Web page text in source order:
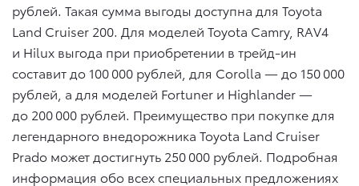
рублей. Такая сумма выгоды доступна для Toyota
Land Cruiser 200. Для моделей Toyota Camry, RAV4
и Hilux выгода при приобретении в трейд-ин
составит до 100 000 рублей, для Corolla — до 150 000
рублей, а для моделей Fortuner и Highlander —
до 200 000 рублей. Преимущество при покупке для
легендарного внедорожника Toyota Land Cruiser
Prado может достигнуть 250 000 рублей. Подробная
информация обо всех специальных предложениях